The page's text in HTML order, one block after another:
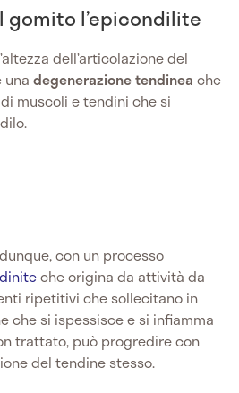
gomito l’epicondilite
dell’articolazione del
unadegenerazione tendinea che
muscoli e tendini che si
con un processo
che origina da attività da
ripetitivi che sollecitano in
che si ispessisce e si infiamma
trattato, può progredire con
del tendine stesso.